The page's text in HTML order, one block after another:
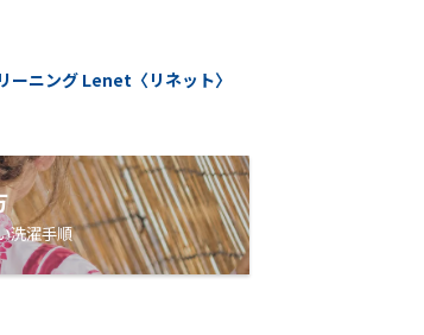
ーニング Lenet〈リネット〉
洗濯手順